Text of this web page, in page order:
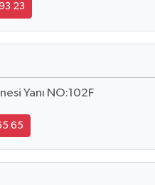
23
Yanı NO:102F
65